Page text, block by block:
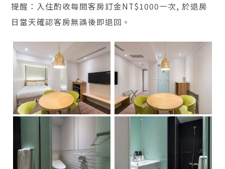
提醒：入住酌收每間客房訂金NT$1000一次, 於退房
日當天確認客房無誤後即退回。